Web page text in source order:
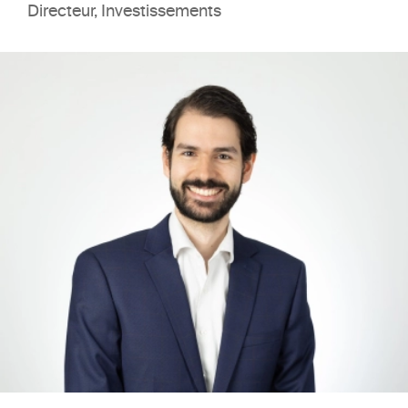
option économie financière, des HEC
514-933-0999 poste 223
jpdube@ipsofactoimmobilier.com
Jean-Philippe a rejoint IPSO FACTO au
juillet 2023 à titre de Coprésident après
réalisé un premier séjour au sein de
de 2011 à 2014. M. Dubé a débuté sa
2001 dans une entreprise d’envergure
immobilier où, durant dix ans, il s’est
dans l’investissement, la gestion d’actifs
gestion de partenariats. Avant son
Ipso Facto, M. Dubé a œuvré pendant 9
sein d’une grande institution où il
Directeur, Investissements